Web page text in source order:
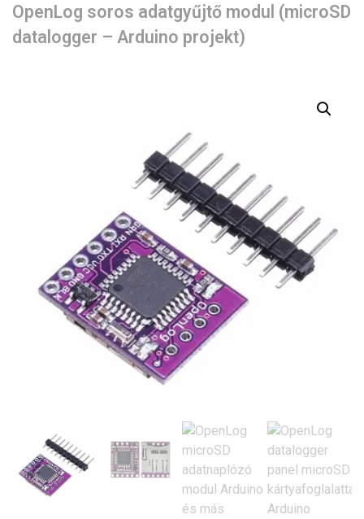
OpenLog soros adatgyűjtő modul (microSD
datalogger – Arduino projekt)